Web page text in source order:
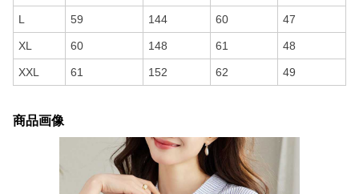
L 59 144 60 47
XL 60 148 61 48
XXL 61 152 62 49
商品画像